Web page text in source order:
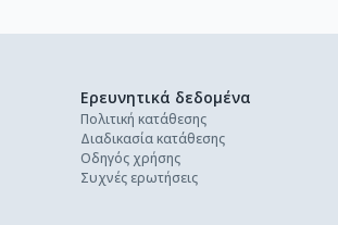
Ερευνητικά δεδομένα
Πολιτική κατάθεσης
Διαδικασία κατάθεσης
Οδηγός χρήσης
Συχνές ερωτήσεις